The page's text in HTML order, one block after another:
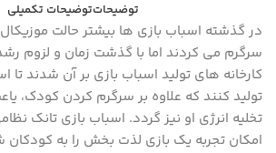
توضیحاتتوضیحات تکمیلی
در گذشته اسباب بازی ها بیشتر حالت
سرگرم می کردند اما با گذشت زمان و لزوم
کارخانه های تولید اسباب بازی بر آن شدند تا
تولید کنند که علاوه بر سرگرم کردن کودک،
امکان تجربه یک بازی لذت بخش را به